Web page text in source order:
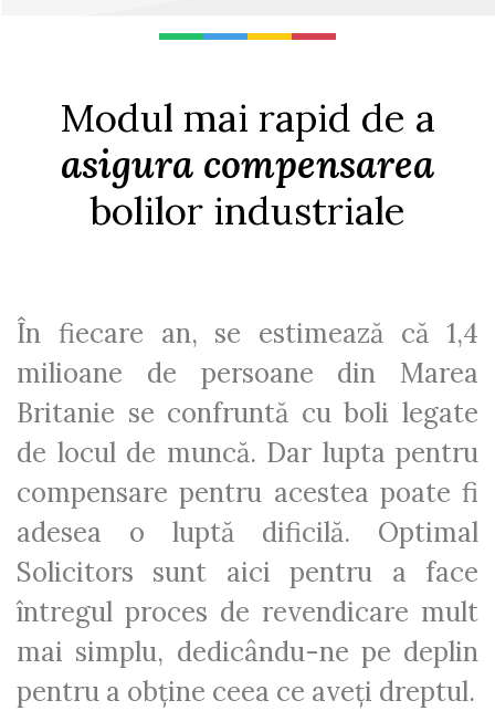
Modul mai rapid de a
asigura compensarea
bolilor industriale
În fiecare an, se estimează că 1,4
milioane de persoane din Marea
Britanie se confruntă cu boli legate
de locul de muncă. Dar lupta pentru
compensare pentru acestea poate fi
adesea o luptă dificilă. Optimal
Solicitors sunt aici pentru a face
întregul proces de revendicare mult
mai simplu, dedicându-ne pe deplin
pentru a obține ceea ce aveți dreptul.